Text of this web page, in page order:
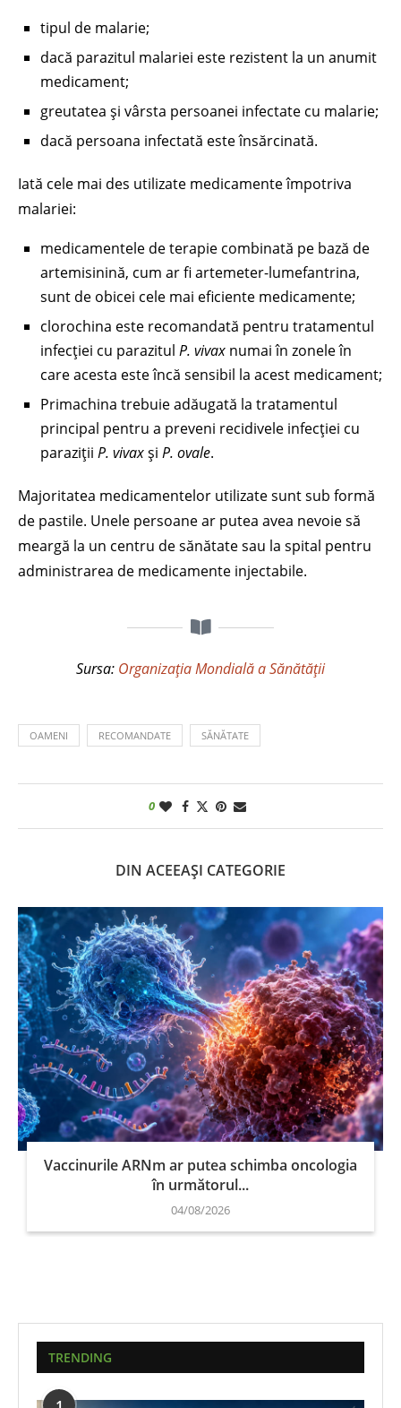
tipul de malarie;
dacă parazitul malariei este rezistent la un anumit
medicament;
greutatea și vârsta persoanei infectate cu malarie;
dacă persoana infectată este însărcinată.
Iată cele mai des utilizate medicamente împotriva
malariei:
medicamentele de terapie combinată pe bază de
artemisinină, cum ar fi artemeter-lumefantrina,
sunt de obicei cele mai eficiente medicamente;
clorochina este recomandată pentru tratamentul
infecției cu parazitul P. vivax numai în zonele în
care acesta este încă sensibil la acest medicament;
Primachina trebuie adăugată la tratamentul
principal pentru a preveni recidivele infecției cu
paraziții P. vivaxși P. ovale.
Majoritatea medicamentelor utilizate sunt sub formă
de pastile. Unele persoane ar putea avea nevoie să
meargă la un centru de sănătate sau la spital pentru
administrarea de medicamente injectabile.
Sursa: Organizația Mondială a Sănătății
OAMENI RECOMANDATE SĂNĂTATE
0
DIN ACEEAȘI CATEGORIE
Vaccinurile ARNm ar putea schimba oncologia
în următorul...
04/08/2026
TRENDING